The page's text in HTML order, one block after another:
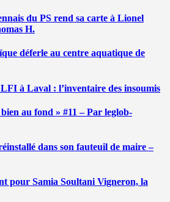
du PS rend sa carte à Lionel
H.
déferle au centre aquatique de
à Laval : l’inventaire des insoumis
au fond » #11 – Par leglob-
dans son fauteuil de maire –
pour Samia Soultani Vigneron, la